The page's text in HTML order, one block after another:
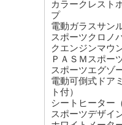
カラークレスト
プ
電動ガラスサン
スポーツクロノ
クエンジンマウ
ＰＡＳＭスポー
スポーツエグゾ
電動可倒式ドア
ト付）
シートヒーター
スポーツデザイ